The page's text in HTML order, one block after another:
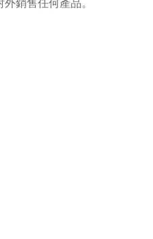
銷售任何產品。